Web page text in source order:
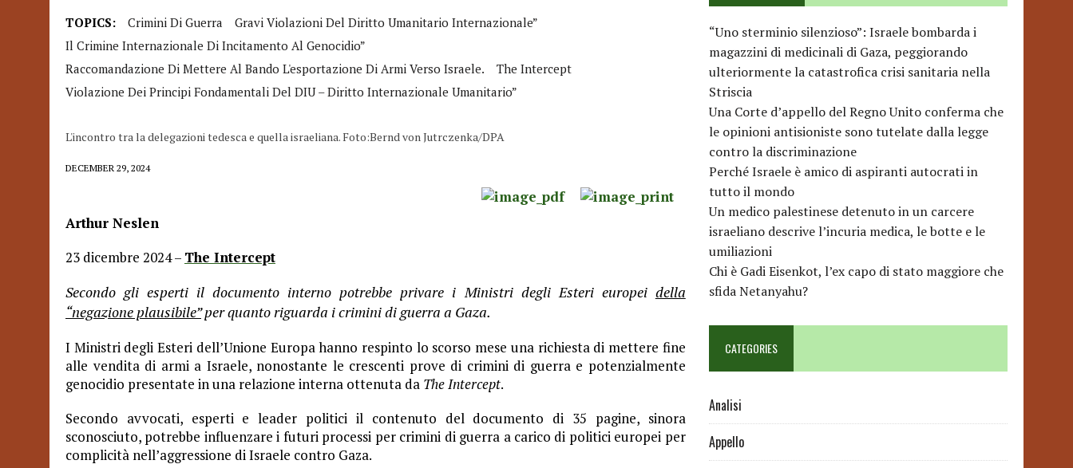
TOPICS: Crimini Di Guerra
Gravi Violazioni Del Diritto Umanitario Internazionale”
Il Crimine Internazionale Di Incitamento Al Genocidio”
Raccomandazione Di Mettere Al Bando L'esportazione Di Armi Verso Israele.
The Intercept
Violazione Dei Principi Fondamentali Del DIU – Diritto Internazionale Umanitario”
L'incontro tra la delegazioni tedesca e quella israeliana. Foto:Bernd von Jutrczenka/DPA
DECEMBER 29, 2024
Arthur Neslen
23 dicembre 2024 – The Intercept
Secondo gli esperti il documento interno potrebbe privare i Ministri degli Esteri europei della
“negazione plausibile”per quanto riguarda i crimini di guerra a Gaza.
I Ministri degli Esteri dell’Unione Europa hanno respinto lo scorso mese una richiesta di mettere fine
alle vendita di armi a Israele, nonostante le crescenti prove di crimini di guerra e potenzialmente
genocidio presentate in una relazione interna ottenuta da The Intercept.
Secondo avvocati, esperti e leader politici il contenuto del documento di 35 pagine, sinora
sconosciuto, potrebbe influenzare i futuri processi per crimini di guerra a carico di politici europei per
complicità nell’aggressione di Israele contro Gaza.
“Uno sterminio silenzioso”: Israele bombarda i
magazzini di medicinali di Gaza, peggiorando
ulteriormente la catastrofica crisi sanitaria nella
Striscia
Una Corte d’appello del Regno Unito conferma che
le opinioni antisioniste sono tutelate dalla legge
contro la discriminazione
Perché Israele è amico di aspiranti autocrati in
tutto il mondo
Un medico palestinese detenuto in un carcere
israeliano descrive l’incuria medica, le botte e le
umiliazioni
Chi è Gadi Eisenkot, l’ex capo di stato maggiore che
sfida Netanyahu?
CATEGORIES
Analisi
Appello